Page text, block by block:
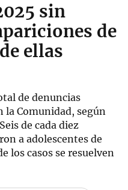
sin
de
ellas
de denuncias
la Comunidad, según
de cada diez
a adolescentes de
los casos se resuelven